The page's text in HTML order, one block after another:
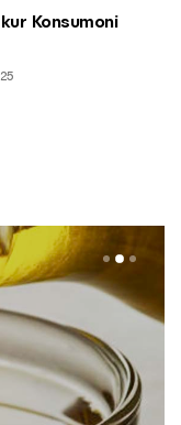
Konsumoni